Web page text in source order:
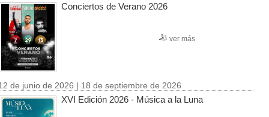
Conciertos de Verano 2026
ver más
de junio de 2026 | 18 de septiembre de 2026
XVI Edición 2026 - Música a la Luna